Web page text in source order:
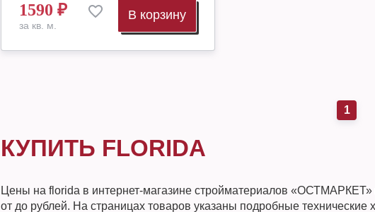
1590 ₽
за кв. м.
В корзину
1
КУПИТЬ FLORIDA
Цены на florida в интернет-магазине стройматериалов «ОСТМАРКЕТ»
от до рублей. На страницах товаров указаны подробные технические